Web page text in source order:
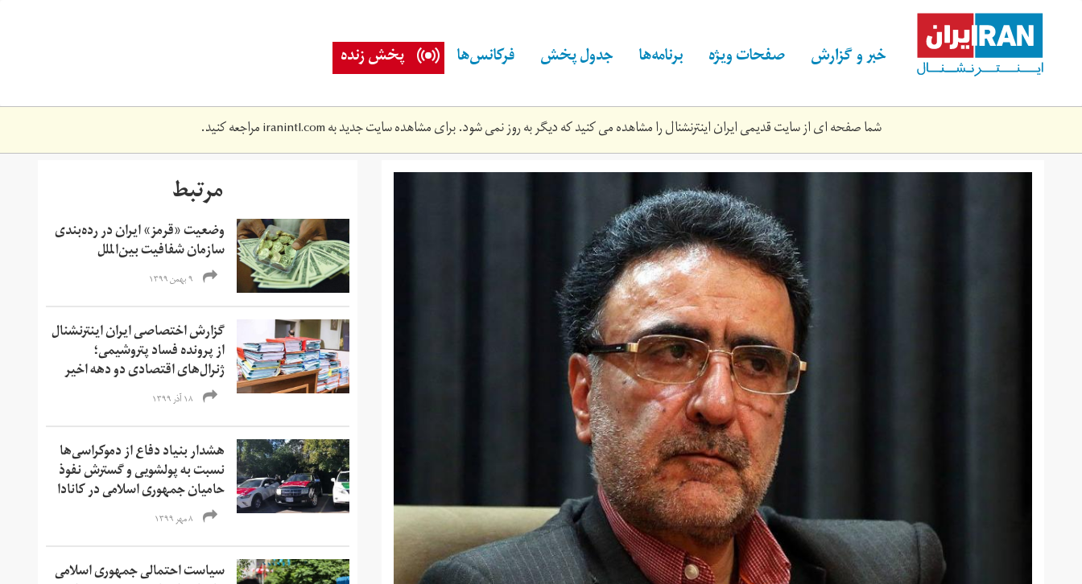
content خبر و گزارش صفحات ویژه برنامه‌ها جدول پخش فرکانس‌ها پخش زنده
شما صفحه ای از سایت قدیمی ایران اینترنشنال را مشاهده می کنید که دیگر به روز نمی شود. برای مشاهده سایت جدید بهiranintl.comمراجعه کنید.
96- مرتبط
وضعیت «قرمز» ایران در رده‌بندی
سازمان شفافیت بین‌الملل‌
۹ بهمن ۱۳۹۹
گزارش اختصاصی ایران اینترنشنال
از پرونده فساد پتروشیمی؛
ژنرال‌های اقتصادی دو دهه اخیر
۱۸ آذر ۱۳۹۹
هشدار بنیاد دفاع از دموکراسی‌ها
نسبت به پولشویی و گسترش نفوذ
حامیان جمهوری اسلامی در کانادا
۸ مهر ۱۳۹۹
سیاست احتمالی جمهوری اسلامی